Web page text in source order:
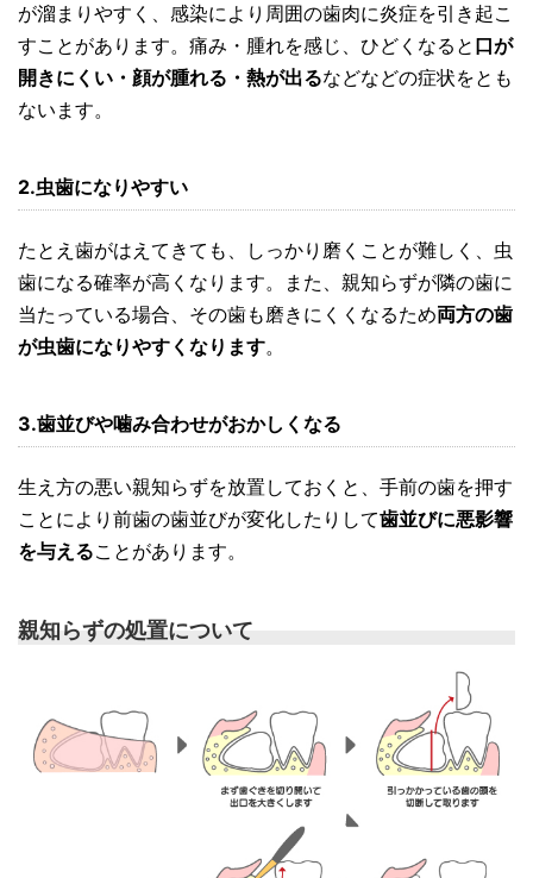
が溜まりやすく、感染により周囲の歯肉に炎症を引き起こ
すことがあります。痛み・腫れを感じ、ひどくなると 口が
開きにくい・顔が腫れる・熱が出るなどなどの症状をとも
ないます。
2.虫歯になりやすい
たとえ歯がはえてきても、しっかり磨くことが難しく、虫
歯になる確率が高くなります。また、親知らずが隣の歯に
当たっている場合、その歯も磨きにくくなるため両方の歯
が虫歯になりやすくなります。
3.歯並びや噛み合わせがおかしくなる
生え方の悪い親知らずを放置しておくと、手前の歯を押す
ことにより前歯の歯並びが変化したりして歯並びに悪影響
を与えることがあります。
親知らずの処置について